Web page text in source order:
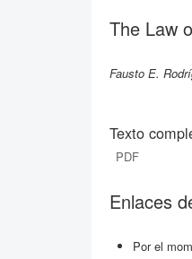
The Law
Fausto E.
Texto
PDF
Enlaces
Por el